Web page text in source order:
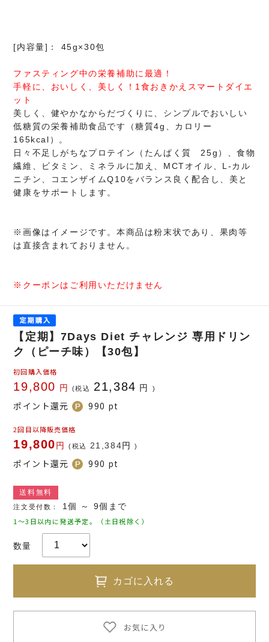
[内容量]： 45g×30包
ファスティング中の栄養補助に最適！
手軽に、おいしく、美しく！1食おきかえスマートダイエ
ット
美しく、健やかなからだづくりに、シンプルでおいしい
低糖質の栄養補助食品です（糖質4g、カロリー
165kcal）。
日々不足しがちなプロテイン（たんぱく質 25g）、食物
繊維、ビタミン、ミネラルに加え、MCTオイル、L-カル
ニチン、コエンザイムQ10をバランス良く配合し、美と
健康をサポートします。
※画像はイメージです。本商品は粉末状であり、果肉等
は直接含まれておりません。
※クーポンはご利用いただけません
【定期】7Days Diet チャレンジ 専用ドリン
ク（ピーチ味）【30包】
初回購入価格
19,800 円 (税込 21,384 円 )
ポイント還元 990 pt
2回目以降販売価格
19,800円 (税込 21,384円 )
ポイント還元 990 pt
送料無料
注文受付数：
1個 ～ 9個まで
1～3日以内に発送予定。（土日祝除く）
数量
カゴに入れる
お気に入り